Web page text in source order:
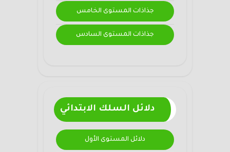
جذاذات المستوى الخامس
جذاذات المستوى السادس
دلائل السلك الابتدائي
دلائل المستوى الأول